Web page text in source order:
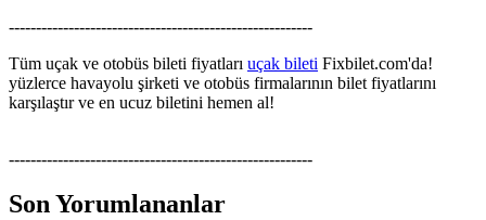
--------------------------------------------------------
Tüm uçak ve otobüs bileti fiyatları uçak bileti Fixbilet.com'da!
yüzlerce havayolu şirketi ve otobüs firmalarının bilet fiyatlarını
karşılaştır ve en ucuz biletini hemen al!
--------------------------------------------------------
Son Yorumlananlar